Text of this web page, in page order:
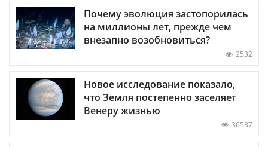
Почему эволюция застопорилась
на миллионы лет, прежде чем
внезапно возобновиться?
2532
Новое исследование показало,
что Земля постепенно заселяет
Венеру жизнью
36537